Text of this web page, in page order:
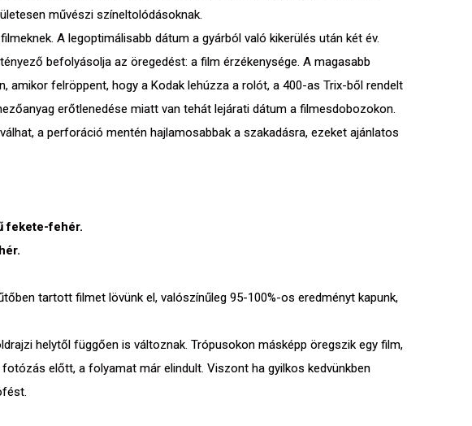
művészi színeltolódásoknak.
A legoptimálisabb dátum a gyárból való kikerülés után két év.
befolyásolja az öregedést: a film érzékenysége. A magasabb
amikor felröppent, hogy a Kodak lehúzza a rolót, a 400-as Trix-ből rendelt
erőtlenedése miatt van tehát lejárati dátum a filmesdobozokon.
a perforáció mentén hajlamosabbak a szakadásra, ezeket ajánlatos
fekete-fehér.
tartott filmet lövünk el, valószínűleg 95-100%-os eredményt kapunk,
helytől függően is változnak. Trópusokon másképp öregszik egy film,
előtt, a folyamat már elindult. Viszont ha gyilkos kedvünkben